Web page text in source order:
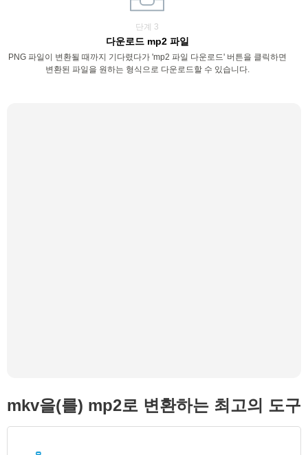
단계 3
다운로드 mp2 파일
PNG 파일이 변환될 때까지 기다렸다가 'mp2 파일 다운로드' 버튼을 클릭하면
변환된 파일을 원하는 형식으로 다운로드할 수 있습니다.
mkv을(를) mp2로 변환하는 최고의 도구